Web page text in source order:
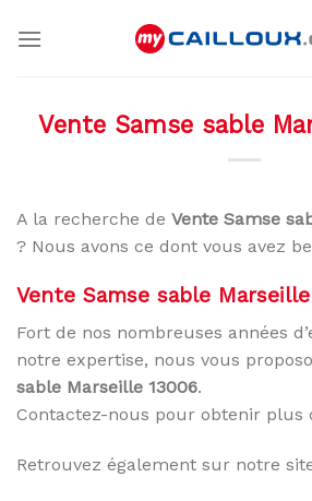
Vente Samse sable
A la recherche de Vente Samse
? Nous avons ce dont vous avez
Vente Samse sable
Fort de nos nombreuses années
notre expertise, nous vous
sable Marseille 13006.
Contactez-nous pour obtenir plus
Retrouvez également sur notre